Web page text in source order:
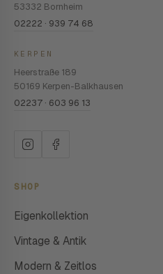
53332 Bornheim
02222 · 939 74 68
KERPEN
Heerstraße 189
50169 Kerpen-Balkhausen
02237 · 603 96 13
SHOP
Eigenkollektion
Vintage & Antik
Modern & Zeitlos